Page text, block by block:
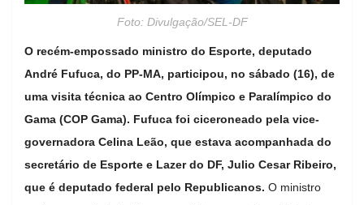
Foto: Divulgação/SEL-DF
O recém-empossado ministro do Esporte, deputado
André Fufuca, do PP-MA, participou, no sábado (16), de
uma visita técnica ao Centro Olímpico e Paralímpico do
Gama (COP Gama). Fufuca foi ciceroneado pela vice-
governadora Celina Leão, que estava acompanhada do
secretário de Esporte e Lazer do DF, Julio Cesar Ribeiro,
que é deputado federal pelo Republicanos. O ministro